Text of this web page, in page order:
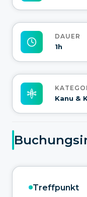
DAUER
1h
Kanu &
Treffpunkt